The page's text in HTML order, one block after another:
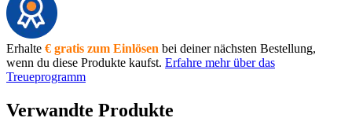
Erhalte € gratis zum Einlösen bei deiner nächsten Bestellung,
wenn du diese Produkte kaufst. Erfahre mehr über das
Treueprogramm
Verwandte Produkte